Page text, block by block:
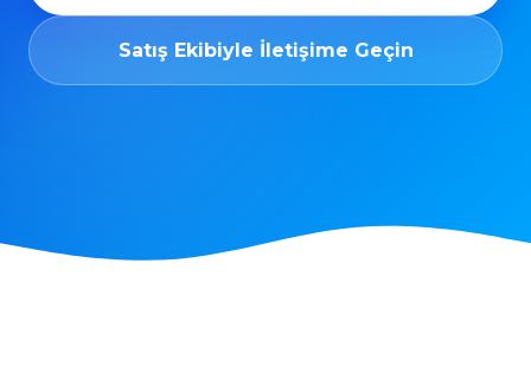
Satış Ekibiyle İletişime Geçin